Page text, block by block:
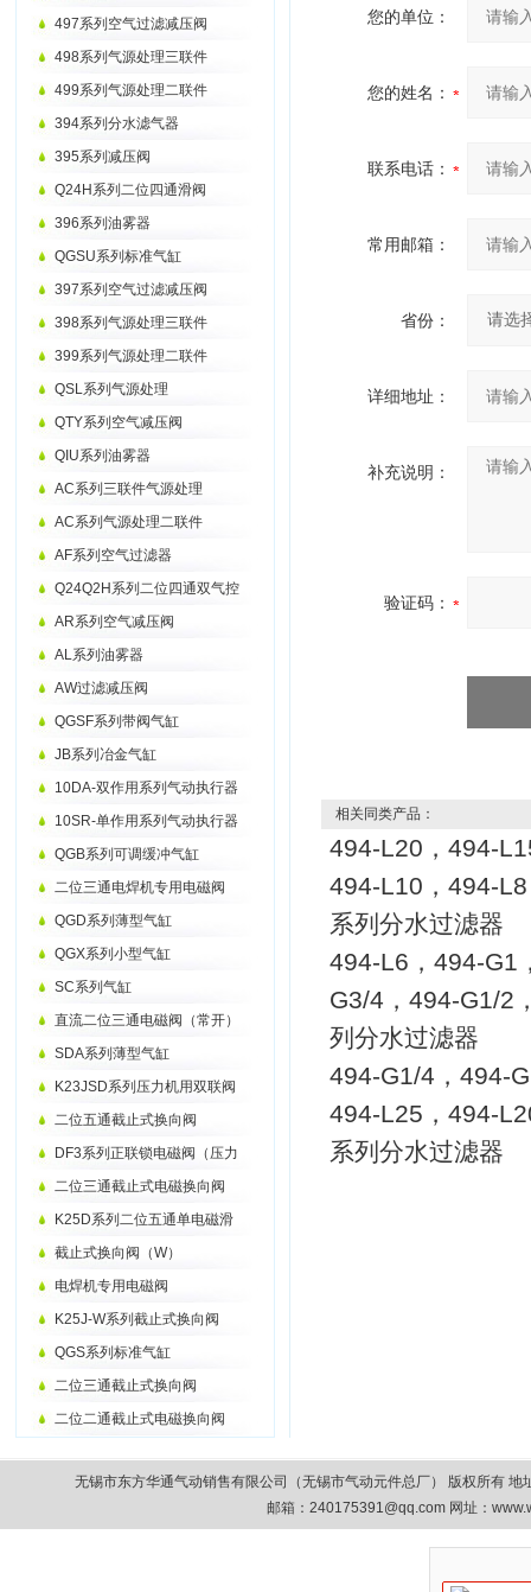
497系列空气过滤减压阀
498系列气源处理三联件
499系列气源处理二联件
394系列分水滤气器
395系列减压阀
Q24H系列二位四通滑阀
396系列油雾器
QGSU系列标准气缸
397系列空气过滤减压阀
398系列气源处理三联件
399系列气源处理二联件
QSL系列气源处理
QTY系列空气减压阀
QIU系列油雾器
AC系列三联件气源处理
AC系列气源处理二联件
AF系列空气过滤器
Q24Q2H系列二位四通双气控
AR系列空气减压阀
AL系列油雾器
AW过滤减压阀
QGSF系列带阀气缸
JB系列冶金气缸
10DA-双作用系列气动执行器
10SR-单作用系列气动执行器
QGB系列可调缓冲气缸
二位三通电焊机专用电磁阀
QGD系列薄型气缸
QGX系列小型气缸
SC系列气缸
直流二位三通电磁阀（常开）
SDA系列薄型气缸
K23JSD系列压力机用双联阀
二位五通截止式换向阀
DF3系列正联锁电磁阀（压力
二位三通截止式电磁换向阀
K25D系列二位五通单电磁滑
截止式换向阀（W）
电焊机专用电磁阀
K25J-W系列截止式换向阀
QGS系列标准气缸
二位三通截止式换向阀
二位二通截止式电磁换向阀
您的单位：
您的姓名：
联系电话：
常用邮箱：
省份：
详细地址：
补充说明：
验证码：
相关同类产品：
494-L20，494-
494-L10，494-
系列分水过滤器
494-L6，494-G1
G3/4，494-G1/2
列分水过滤器
494-G1/4，494-
494-L25，494-
系列分水过滤器
无锡市东方华通气动销售有限公司（无锡市气动元件总厂） 版权所有
邮箱：240175391@qq.com 网址：